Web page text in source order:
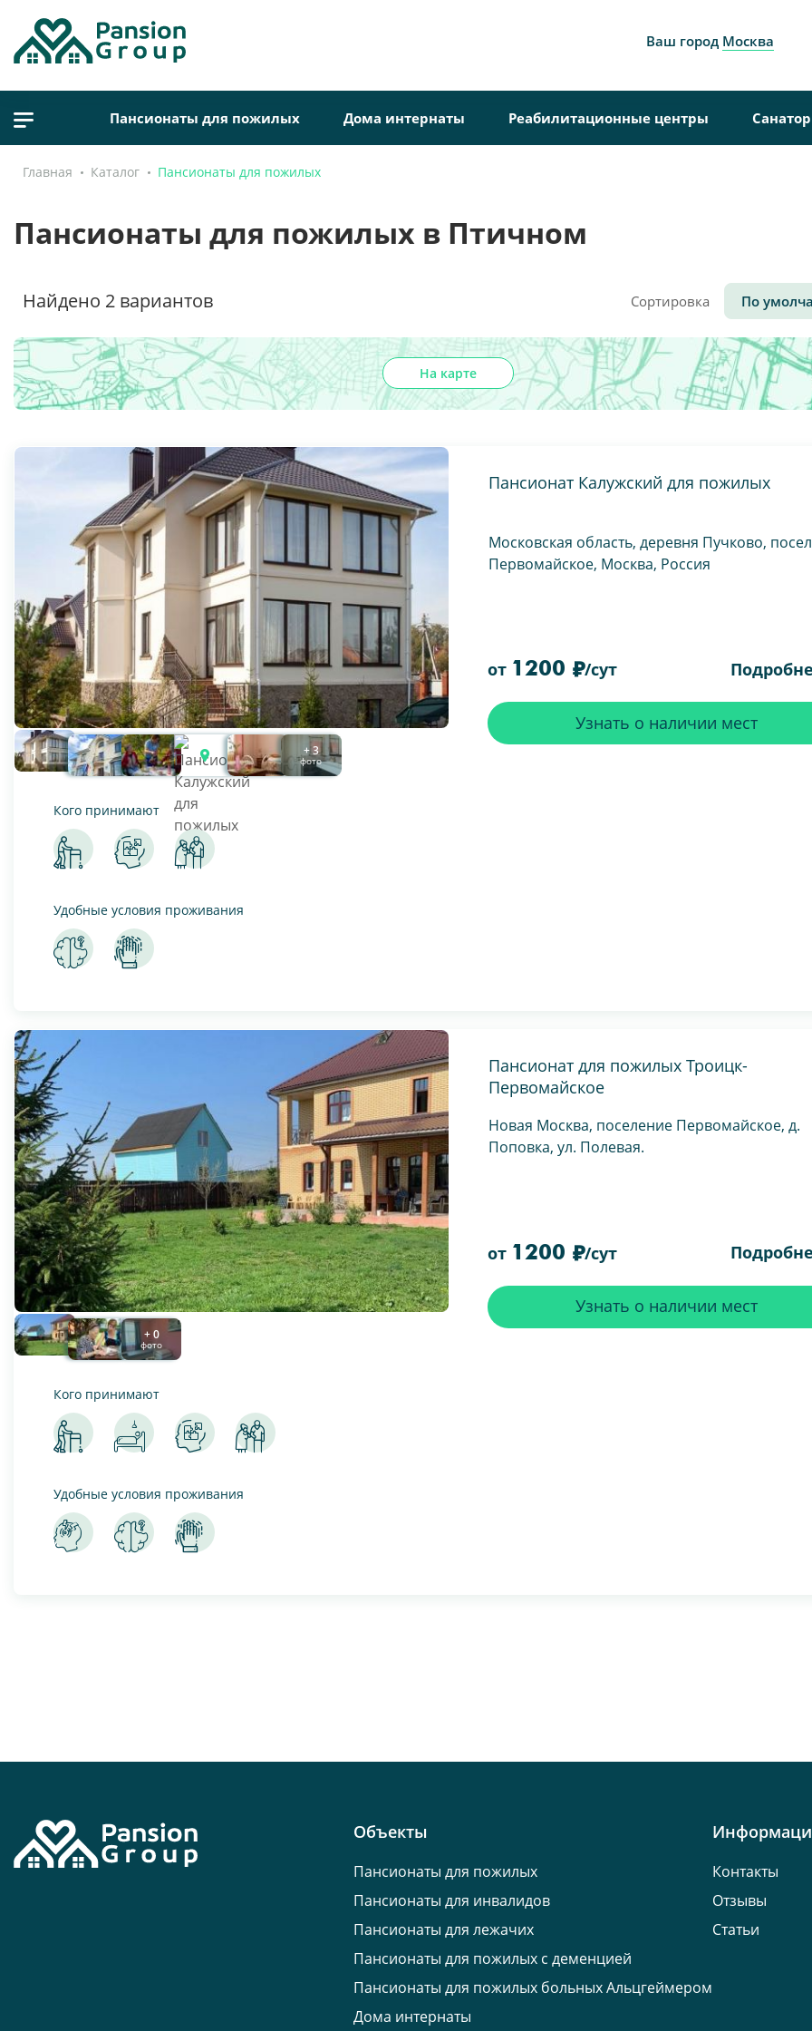
Ваш город Москва
Пансионаты для пожилых Дома интернаты Реабилитационные центры
Главная Каталог Пансионаты для пожилых
Пансионаты для пожилых в Птичном
Найдено 2 вариантов Сортировка По
На карте
+ 3
фото
Пансионат Калужский для пожилых
Московская область, деревня Пучково,
Первомайское, Москва, Россия
от 1200 /сут
Узнать о наличии мест
Кого принимают
Удобные условия проживания
+ 0
фото
Пансионат для пожилых Троицк-
Первомайское
Новая Москва, поселение Первомайское, д.
Поповка, ул. Полевая.
от 1200 /сут
Узнать о наличии мест
Кого принимают
Удобные условия проживания
Объекты
Пансионаты для пожилых
Пансионаты для инвалидов
Пансионаты для лежачих
Пансионаты для пожилых с деменцией
Пансионаты для пожилых больных Альцгеймером
Дома интернаты
Контакты
Отзывы
Статьи